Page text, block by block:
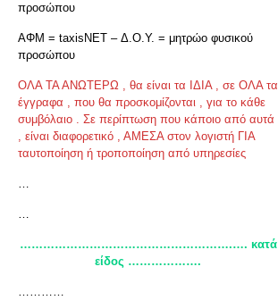
προσώπου
ΑΦΜ = taxisNET – Δ.Ο.Υ. = μητρώο φυσικού
προσώπου
ΟΛΑ ΤΑ ΑΝΩΤΕΡΩ , θα είναι τα ΙΔΙΑ , σε ΟΛΑ τα
έγγραφα , που θα προσκομίζονται , για το κάθε
συμβόλαιο . Σε περίπτωση που κάποιο από αυτά
, είναι διαφορετικό , ΑΜΕΣΑ στον λογιστή ΓΙΑ
ταυτοποίηση ή τροποποίηση από υπηρεσίες
…
…
……………………………………………….…. κατά
είδος ……………….
…………